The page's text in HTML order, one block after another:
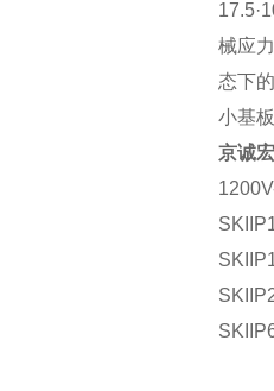
械应
态下
小基
京诚